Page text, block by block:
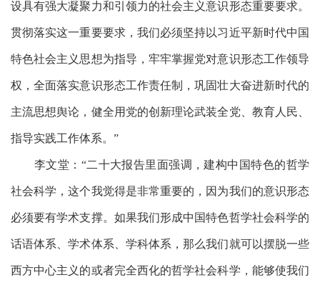
设具有强大凝聚力和引领力的社会主义意识形态重要要求。
贯彻落实这一重要要求，我们必须坚持以习近平新时代中国
特色社会主义思想为指导，牢牢掌握党对意识形态工作领导
权，全面落实意识形态工作责任制，巩固壮大奋进新时代的
主流思想舆论，健全用党的创新理论武装全党、教育人民、
指导实践工作体系。”
李文堂： “二十大报告里面强调，建构中国特色的哲学
社会科学，这个我觉得是非常重要的，因为我们的意识形态
必须要有学术支撑。如果我们形成中国特色哲学社会科学的
话语体系、学术体系、学科体系，那么我们就可以摆脱一些
西方中心主义的或者完全西化的哲学社会科学，能够使我们